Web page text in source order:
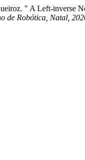
" A Left-inverse
de Robótica, Natal,